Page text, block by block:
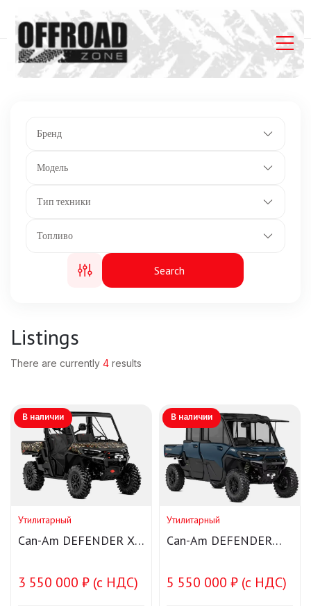
Главная Listings Колесная база 2115 мм.
Бренд
Модель
Тип техники
Топливо
Search
Listings
There are currently 4 results
В наличии
Утилитарный
Can-Am DEFENDER X
3 550 000 ₽ (с НДС)
В наличии
Утилитарный
Can-Am DEFENDER
5 550 000 ₽ (с НДС)